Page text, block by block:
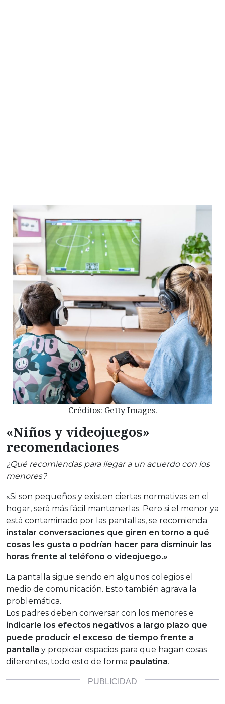
Créditos: Getty Images.
«Niños y videojuegos»
recomendaciones
¿Qué recomiendas para llegar a un acuerdo con los
menores?
«Si son pequeños y existen ciertas normativas en el
hogar, será más fácil mantenerlas. Pero si el menor ya
está contaminado por las pantallas, se recomienda
instalar conversaciones que giren en torno a qué
cosas les gusta o podrían hacer para disminuir las
horas frente al teléfono o videojuego.»
La pantalla sigue siendo en algunos colegios el
medio de comunicación. Esto también agrava la
problemática.
Los padres deben conversar con los menores e
indicarle los efectos negativos a largo plazo que
puede producir el exceso de tiempo frente a
pantalla y propiciar espacios para que hagan cosas
diferentes, todo esto de forma paulatina.